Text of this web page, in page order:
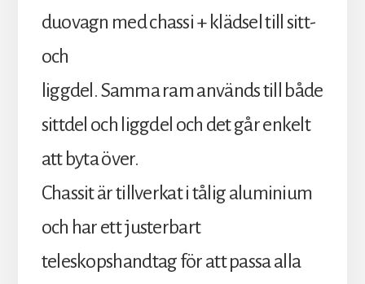
duovagn med chassi + klädsel till sitt-
och
liggdel. Samma ram används till både
sittdel och liggdel och det går enkelt
att byta över.
Chassit är tillverkat i tålig aluminium
och har ett justerbart
teleskopshandtag för att passa alla